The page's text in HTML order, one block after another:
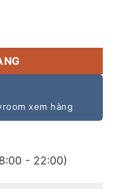
xem hàng
- 22:00)